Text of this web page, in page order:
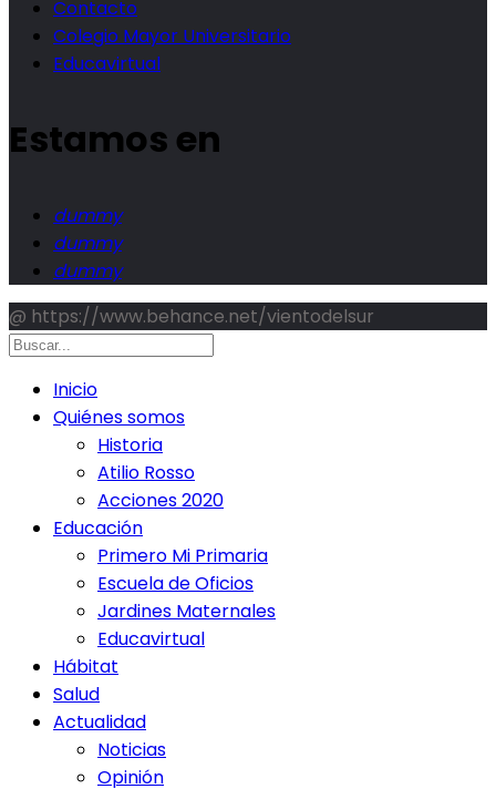
Contacto
Colegio Mayor Universitario
Educavirtual
Estamos en
dummy
dummy
dummy
@ https://www.behance.net/vientodelsur
Inicio
Quiénes somos
Historia
Atilio Rosso
Acciones 2020
Educación
Primero Mi Primaria
Escuela de Oficios
Jardines Maternales
Educavirtual
Hábitat
Salud
Actualidad
Noticias
Opinión